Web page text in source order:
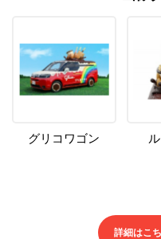
グリコワゴン
詳細はこ